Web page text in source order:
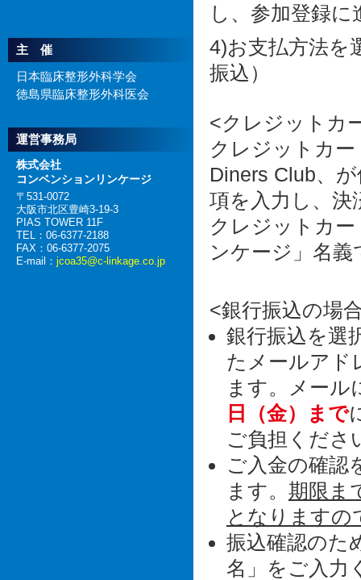
し、参加登録
4)お支払方法を
振込）
<クレジットカ
クレジットカ
Diners Club、
項を入力し、決
クレジットカ
ンケージ」名
<銀行振込の場
銀行振込を選
たメールアド
ます。メール
日（金）まで
ご負担くださ
ご入金の確認
ます。 期限ま
となりますの
振込確認のた
名」をご入力
主 催
日本臨床整形外科学会
徳島県臨床整形外科医会
運営事務局
株式会社
コンベンションリンケージ
〒531-0072
大阪市北区豊崎3-19-3
PIAS TOWER 11F
TEL：06-6377-2188
FAX：06-6377-2075
E-mail： jcoa35@c-linkage.co.jp